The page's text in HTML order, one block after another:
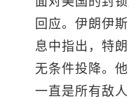
回应。伊朗伊
息中指出，特
无条件投降。
一直是所有敌